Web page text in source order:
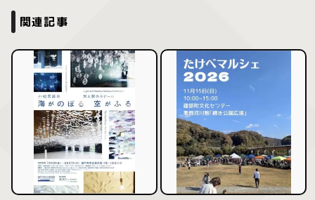
関連記事